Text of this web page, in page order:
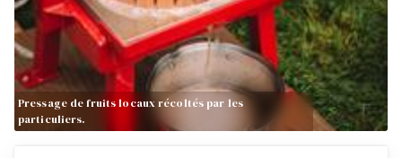
Pressage de fruits locaux récoltés par les
particuliers.